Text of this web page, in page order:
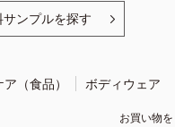
サンプルを探す
（食品） ボディウェア
お買い物